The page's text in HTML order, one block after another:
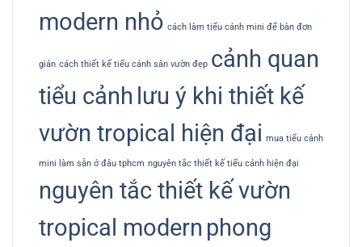
modern nhỏ cách làm tiểu cảnh mini để bàn đơn
giản cách thiết kế tiểu cảnh sân vườn đẹp cảnh quan
tiểu cảnh lưu ý khi thiết kế
vườn tropical hiện đại mua tiểu cảnh
mini làm sẵn ở đâu tphcm nguyên tắc thiết kế tiểu cảnh hiện đại
nguyên tắc thiết kế vườn
tropical modern phong